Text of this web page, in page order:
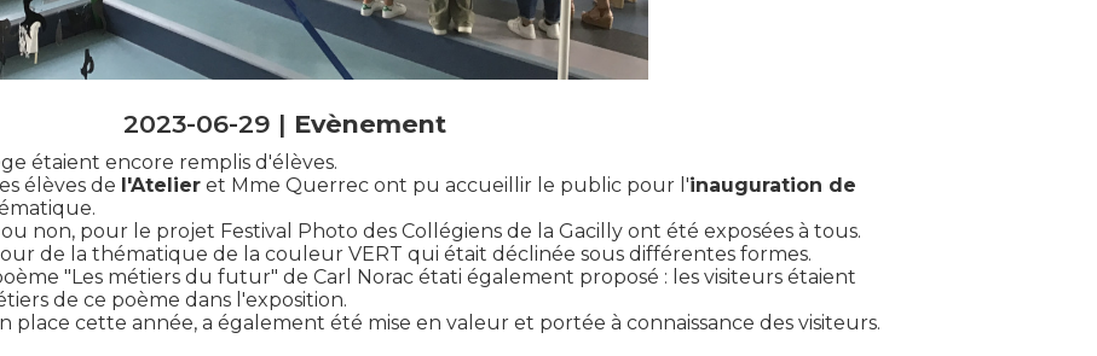
2023-06-29 | Evènement
étaient encore remplis d'élèves.
élèves de l'Atelier et Mme Querrec ont pu accueillir le public pour l'inauguration de
non, pour le projet Festival Photo des Collégiens de la Gacilly ont été exposées à tous.
de la thématique de la couleur VERT qui était déclinée sous différentes formes.
"Les métiers du futur" de Carl Norac étati également proposé : les visiteurs étaient
de ce poème dans l'exposition.
place cette année, a également été mise en valeur et portée à connaissance des visiteurs.